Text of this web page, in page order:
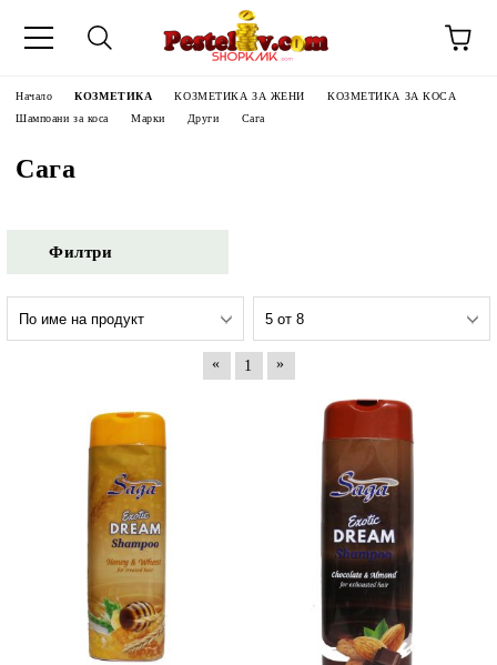
Начало КОЗМЕТИКА КОЗМЕТИКА ЗА ЖЕНИ
КОЗМЕТИКА ЗА КОСА
Шампоани за коса
Марки Други Сага
Сага
Филтри
« 1 »